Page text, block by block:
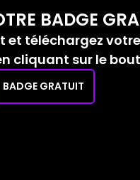
BADGE
et téléchargez
cliquant sur le
BADGE GRATUIT